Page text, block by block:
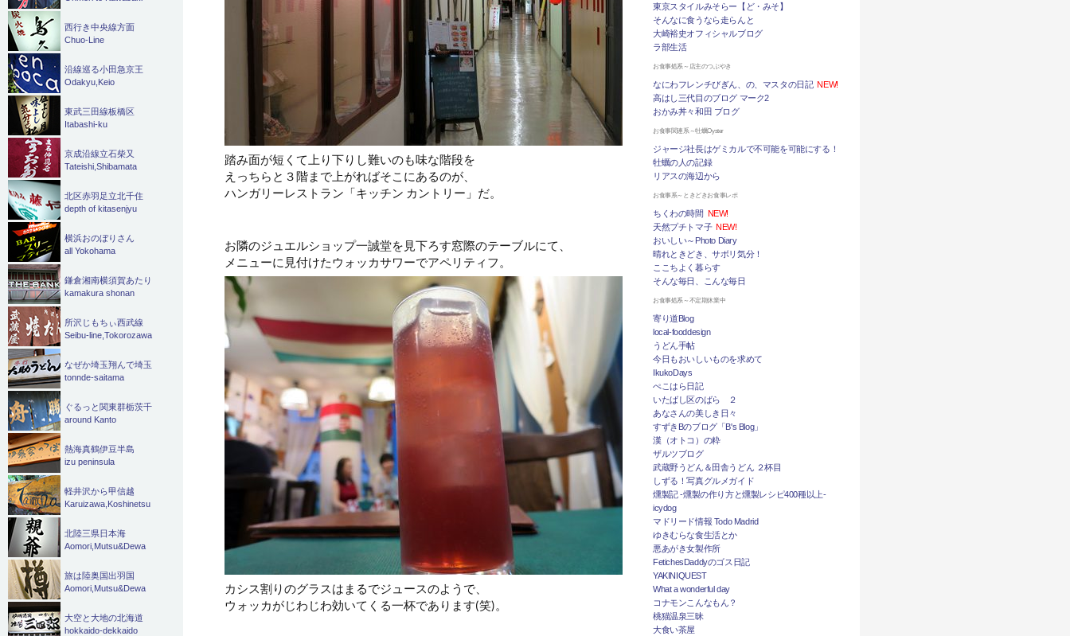
踏み面が短くて上り下りし難いのも味な階段を
えっちらと３階まで上がればそこにあるのが、
ハンガリーレストラン「キッチン カントリー」だ。
お隣のジュエルショップ一誠堂を見下ろす窓際のテーブルにて、
メニューに見付けたウォッカサワーでアペリティフ。
カシス割りのグラスはまるでジュースのようで、
ウォッカがじわじわ効いてくる一杯であります(笑)。
東京スタイルみそらー【ど・みそ】
そんなに食うなら走らんと
大崎裕史オフィシャルブログ
ラ部生活
お食事処系～店主のつぶやき
なにわフレンチびぎん、の、マスタの日記 NEW!
高はし三代目のブログ マーク2
おかみ丼々和田 ブログ
お食事関連系～牡蠣Oyster
ジャージ社長はゲミカルで不可能を可能にする！
牡蠣の人の記録
リアスの海辺から
お食事系～ときどきお食事レポ
ちくわの時間 NEW!
天然プチトマ子 NEW!
おいしい～Photo Diary
晴れときどき、サボリ気分！
ここちよく暮らす
そんな毎日、こんな毎日
お食事処系～不定期休業中
寄り道Blog
local-fooddesign
うどん手帖
今日もおいしいものを求めて
IkukoDays
ぺこはら日記
いたばし区のばら ２
あなさんの美しき日々
すずきBのブログ「B's Blog」
漢（オトコ）の粋
ザルツブログ
武蔵野うどん＆田舎うどん ２杯目
しずる！写真グルメガイド
燻製記 -燻製の作り方と燻製レシピ400種以上-
icydog
マドリード情報 Todo Madrid
ゆきむらな食生活とか
悪あがき女製作所
FetichesDaddyのゴス日記
YAKINIQUEST
What a wonderful day
コナモンこんなもん？
桃猫温泉三昧
大食い茶屋
西行き中央線方面
Chuo-Line
沿線巡る小田急京王
Odakyu,Keio
東武三田線板橋区
Itabashi-ku
京成沿線立石柴又
Tateishi,Shibamata
北区赤羽足立北千住
depth of kitasenjyu
横浜おのぼりさん
all Yokohama
鎌倉湘南横須賀あたり
kamakura shonan
所沢じもちぃ西武線
Seibu-line,Tokorozawa
なぜか埼玉翔んで埼玉
tonnde-saitama
ぐるっと関東群栃茨千
around Kanto
熱海真鶴伊豆半島
izu peninsula
軽井沢から甲信越
Karuizawa,Koshinetsu
北陸三県日本海
Aomori,Mutsu&Dewa
旅は陸奥国出羽国
Aomori,Mutsu&Dewa
大空と大地の北海道
hokkaido-dekkaido